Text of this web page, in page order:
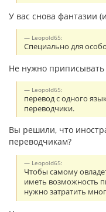
У вас снова фантазии
Leopold65:
Специально для
Не нужно приписывать
Leopold65:
перевод с одного
переводчики.
Вы решили, что
переводчикам?
Leopold65:
Чтобы самому
иметь возможность
нужно затратить